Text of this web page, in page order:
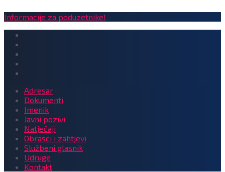
Informacije za poduzetnike!
Adresar
Dokumenti
Imenik
Javni pozivi
Natječaji
Obrasci i zahtjevi
Službeni glasnik
Udruge
Kontakt